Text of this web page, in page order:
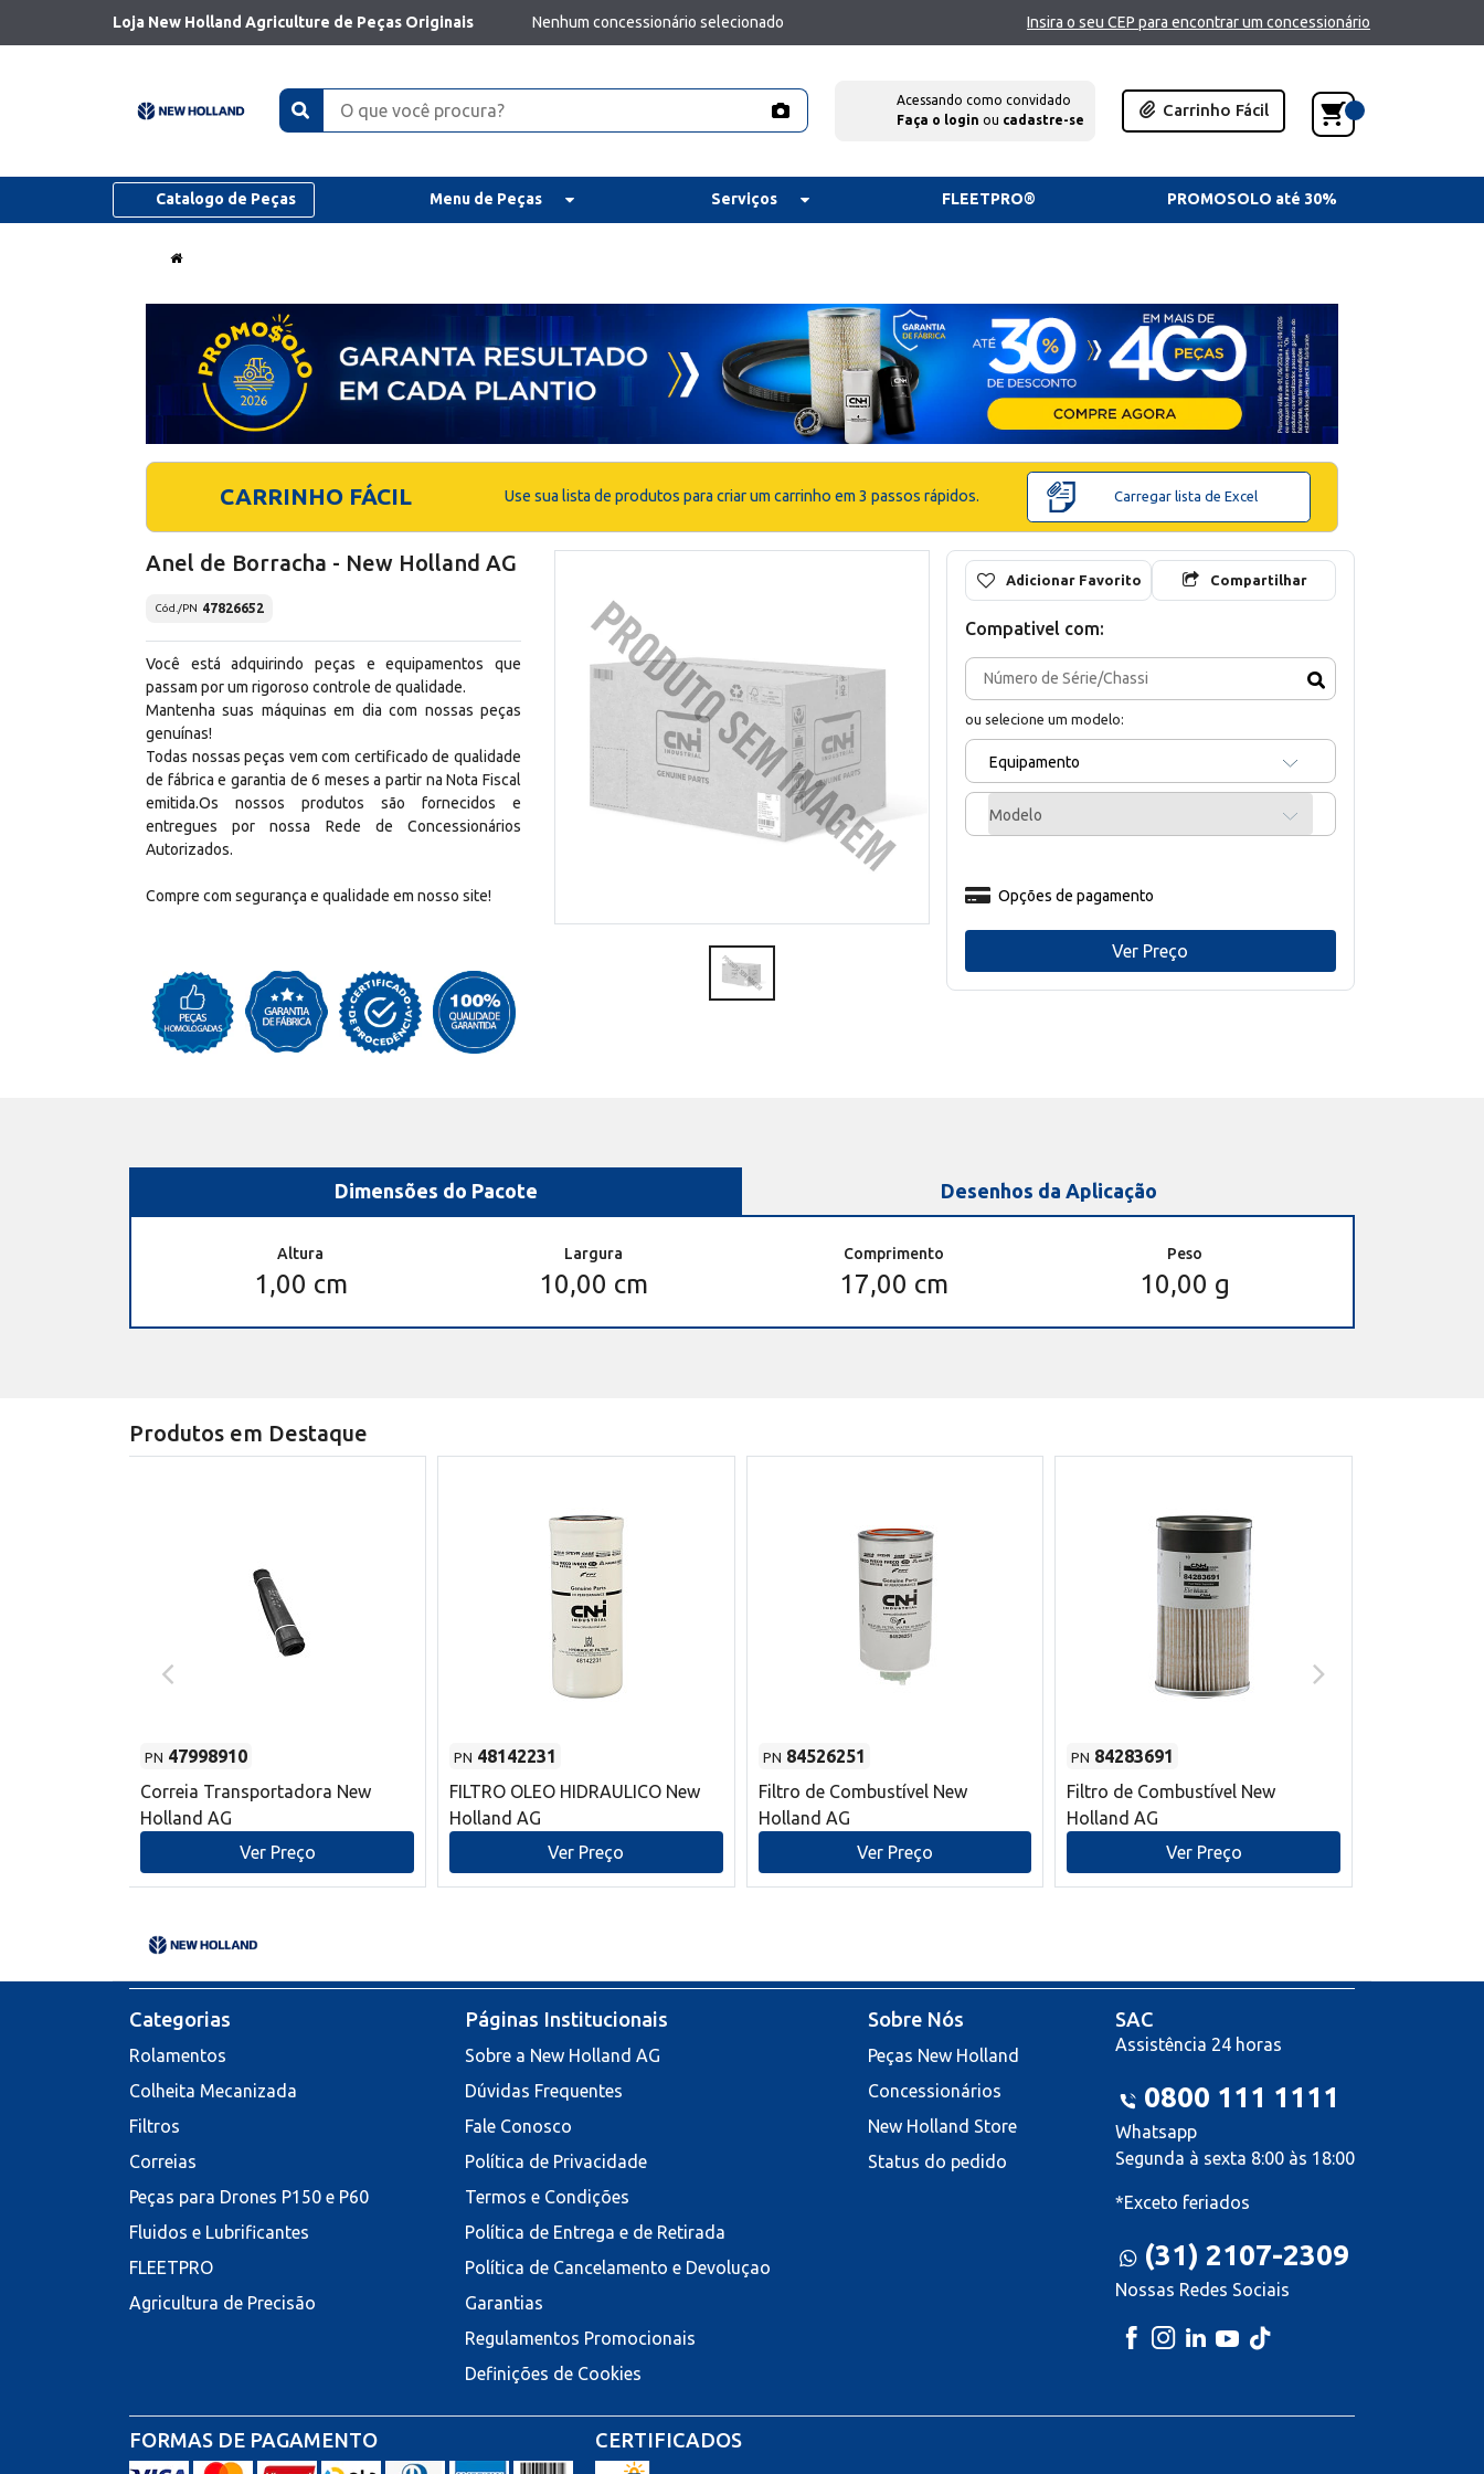
Loja New Holland Agriculture de Peças Originais Nenhum concessionário selecionado Insira o seu CEP para encontrar um concessionário
Acessando como convidado
Faça o login ou cadastre-se
Carrinho Fácil
Catalogo de Peças Menu de Peças Serviços FLEETPRO® PROMOSOLO até 30%
CARRINHO FÁCIL Use sua lista de produtos para criar um carrinho em 3 passos rápidos. Carregar lista de Excel
Anel de Borracha - New Holland AG
Cód./PN 47826652
Você está adquirindo peças e equipamentos que
passam por um rigoroso controle de qualidade.
Mantenha suas máquinas em dia com nossas peças
genuínas!
Todas nossas peças vem com certificado de qualidade
de fábrica e garantia de 6 meses a partir na Nota Fiscal
emitida.Os nossos produtos são fornecidos e
entregues por nossa Rede de Concessionários
Autorizados.
Compre com segurança e qualidade em nosso site!
Adicionar Favorito Compartilhar
Compativel com:
ou selecione um modelo:
Equipamento
Modelo
Opções de pagamento
Ver Preço
Dimensões do Pacote Desenhos da Aplicação
Altura
1,00 cm
Largura
10,00 cm
Comprimento
17,00 cm
Peso
10,00 g
Produtos em Destaque
PN 47998910
Correia Transportadora New
Holland AG
Ver Preço
PN 48142231
FILTRO OLEO HIDRAULICO New
Holland AG
Ver Preço
PN 84526251
Filtro de Combustível New
Holland AG
Ver Preço
PN 84283691
Filtro de Combustível New
Holland AG
Ver Preço
Categorias
Rolamentos
Colheita Mecanizada
Filtros
Correias
Peças para Drones P150 e P60
Fluidos e Lubrificantes
FLEETPRO
Agricultura de Precisão
Páginas Institucionais
Sobre a New Holland AG
Dúvidas Frequentes
Fale Conosco
Política de Privacidade
Termos e Condições
Política de Entrega e de Retirada
Política de Cancelamento e Devoluçao
Garantias
Regulamentos Promocionais
Definições de Cookies
Sobre Nós
Peças New Holland
Concessionários
New Holland Store
Status do pedido
SAC
Assistência 24 horas
0800 111 1111
Whatsapp
Segunda à sexta 8:00 às 18:00
*Exceto feriados
(31) 2107-2309
Nossas Redes Sociais
FORMAS DE PAGAMENTO CERTIFICADOS